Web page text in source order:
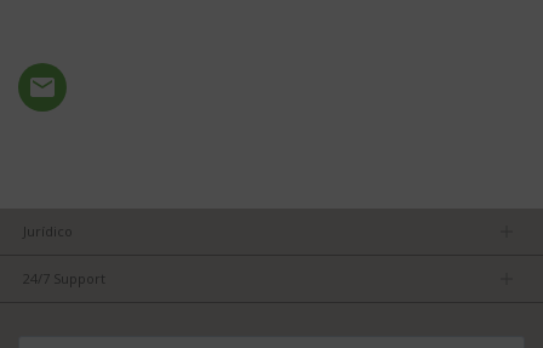
Jurídico
Aviso de privacidad
24/7 Support